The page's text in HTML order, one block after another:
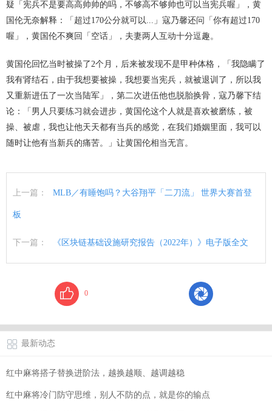
疑「宪兵不是要高高帅帅的吗，不够高不够帅也可以当宪兵喔」，黄
国伦无奈解释：「超过170公分就可以...」寇乃馨还问「你有超过170
喔」，黄国伦不爽回「空话」，夫妻两人互动十分逗趣。
黄国伦回忆当时被操了2个月，后来被发现不是甲种体格，「我隐瞒了
我有肾结石，由于我想要被操，我想要当宪兵，就被退训了，所以我
又重新进伍了一次当陆军」，第二次进伍他也脱胎换骨，寇乃馨下结
论：「男人只要练习就会进步，黄国伦这个人就是喜欢被磨练，被
操、被虐，我也让他天天都有当兵的感觉，在我们婚姻里面，我可以
随时让他有当新兵的痛苦。」让黄国伦相当无言。
上一篇： MLB／有睡饱吗？大谷翔平「二刀流」 世界大赛首登
板
下一篇： 《区块链基础设施研究报告（2022年）》电子版全文
0
最新动态
红中麻将搭子替换进阶法，越换越顺、越调越稳
红中麻将冷门防守思维，别人不防的点，就是你的输点